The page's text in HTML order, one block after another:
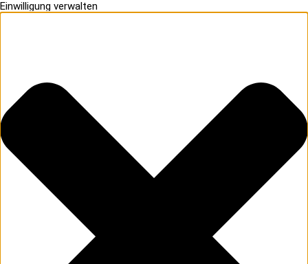
Einwilligung verwalten